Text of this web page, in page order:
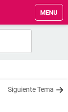
MENU
Siguiente Tema